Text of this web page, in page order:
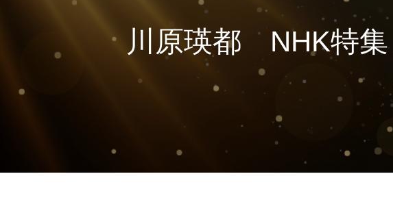
川原瑛都 NHK特集